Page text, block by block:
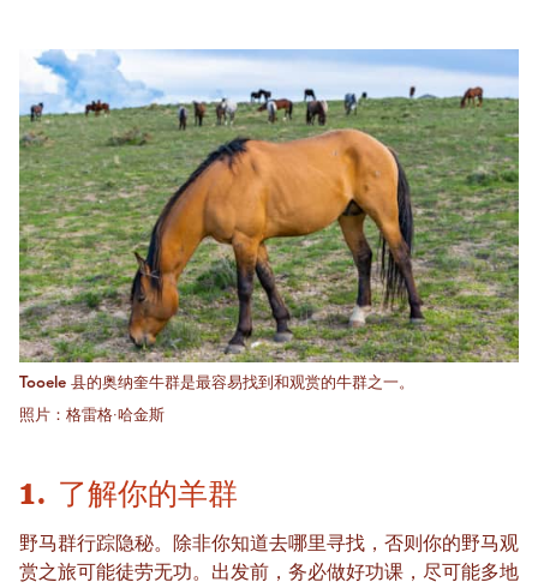
Tooele 县的奥纳奎牛群是最容易找到和观赏的牛群之一。
照片：格雷格·哈金斯
1. 了解你的羊群
野马群行踪隐秘。除非你知道去哪里寻找，否则你的野马观
赏之旅可能徒劳无功。出发前，务必做好功课，尽可能多地